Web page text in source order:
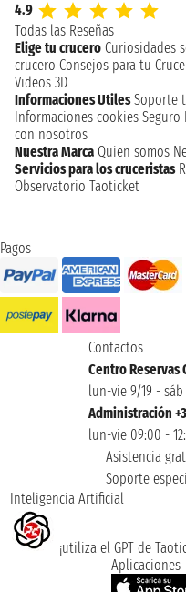
4.9
Todas las Reseñas
Elige tu crucero Curiosidades
crucero Consejos para tu
Videos 3D
Informaciones Utiles Soporte
Informaciones cookies Seguro
con nosotros
Nuestra Marca Quien somos
Servicios para los cruceristas
Observatorio Taoticket
Pagos
Contactos
Centro Reservas
lun-vie 9/19 - sáb
Administración
lun-vie 09:00 -
Asistencia
Soporte
Inteligencia Artificial
¡utiliza el GPT de
Aplicaciones